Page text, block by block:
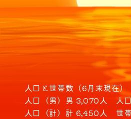
人口と世帯数（6月末現在）
人口（男） 男 3,070人 人
人口（計） 計 6,450人 世